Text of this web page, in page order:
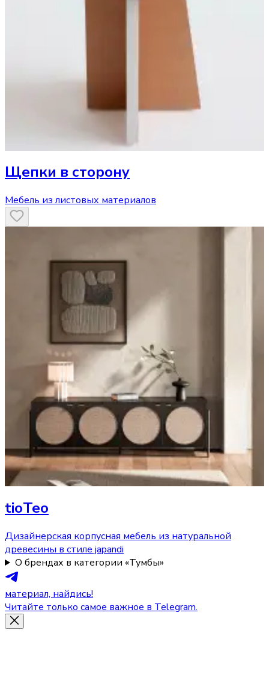
Щепки в сторону
Мебель из листовых материалов
tioTeo
Дизайнерская корпусная мебель из натуральной
древесины в стиле japandi
О брендах в категории «Тумбы»
материал, найдись!
Читайте только самое важное в Telegram.